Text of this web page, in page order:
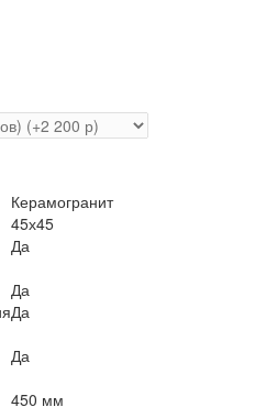
Керамогранит
45х45
Да
Да
Да
Да
450 мм